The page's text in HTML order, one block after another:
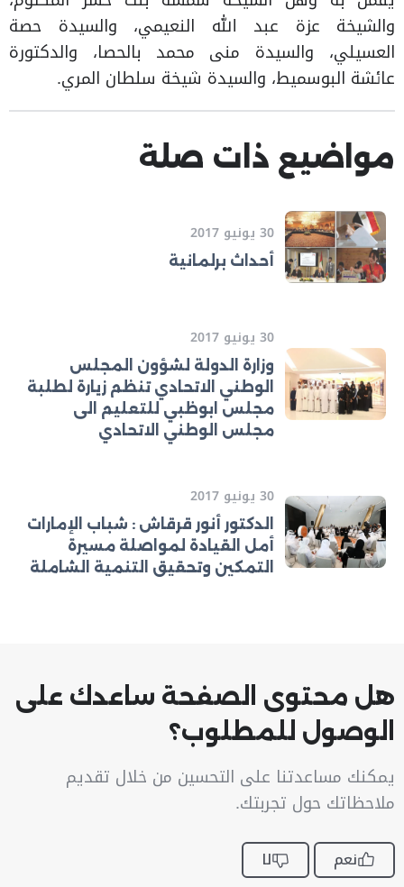
والشيخة عزة عبد الله النعيمي، والسيدة حصة
العسيلي، والسيدة منى محمد بالحصا، والدكتورة
عائشة البوسميط، والسيدة شيخة سلطان المري.​
مواضيع ذات صلة
30 يونيو 2017
أحداث برلمانية
30 يونيو 2017
وزارة الدولة لشؤون المجلس
الوطني الاتحادي تنظم زيارة لطلبة
مجلس ابوظبي للتعليم الى
مجلس الوطني الاتحادي
30 يونيو 2017
الدكتور أنور قرقاش : شباب الإمارات
أمل القيادة لمواصلة مسيرة
التمكين وتحقيق التنمية الشاملة
هل محتوى الصفحة ساعدك على
الوصول للمطلوب؟
يمكنك مساعدتنا على التحسين من خلال تقديم
ملاحظاتك حول تجربتك.
نعم لا